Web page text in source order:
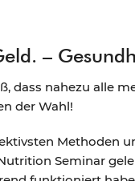
–
dass nahezu alle
der Wahl!
Methoden
Seminar